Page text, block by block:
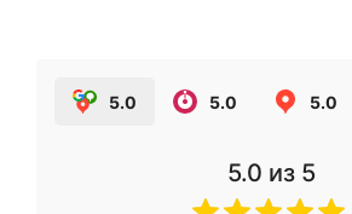
5.0 5.0 5.0
5.0 из 5